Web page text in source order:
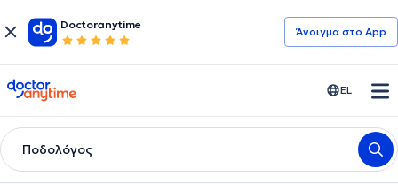
Doctoranytime
Άνοιγμα στο App
doctoranytime EL
Ποδολόγος